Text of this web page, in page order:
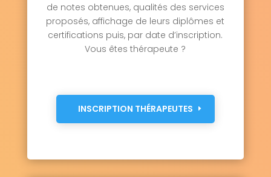
de notes obtenues, qualités des services
proposés, affichage de leurs diplômes et
certifications puis, par date d’inscription.
Vous êtes thérapeute ?
INSCRIPTION THÉRAPEUTES